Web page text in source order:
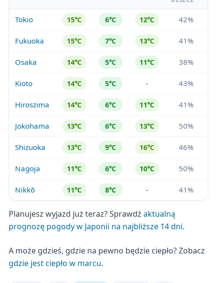
Tokio 15℃ 6℃ 12℃ 42%
Fukuoka 15℃ 7℃ 13℃ 41%
Osaka 14℃ 5℃ 11℃ 38%
Kioto 14℃ 5℃ - 43%
Hiroszima 14℃ 6℃ 11℃ 41%
Jokohama 13℃ 6℃ 13℃ 50%
Shizuoka 13℃ 9℃ 16℃ 46%
Nagoja 11℃ 6℃ 10℃ 50%
Nikkō 11℃ 8℃ - 41%
Planujesz wyjazd już teraz? Sprawdź aktualną
prognozę pogody w Japonii na najbliższe 14 dni.
A może gdzieś, gdzie na pewno będzie ciepło? Zobacz
gdzie jest ciepło w marcu.